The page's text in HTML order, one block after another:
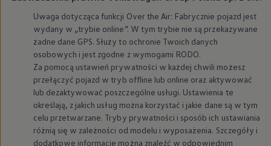
Zakup i finansowanie dla biznesu
Leasing dla biznesu
Mała flota
Duża flota
Elektromobilność dla firm
Skonfiguruj Volkswagena
Poradnik kupującego
Volkswagen dla biznesu
Serwis, akcesoria i aktualizacje
myVolkswagen
Serwis i części
Przegląd okresowy
Naprawy i przeglądy
Uwaga dotycząca funkcji Over the Air: Fabrycznie pojazd jest
wydany w „trybie online”. W tym trybie nie są przekazywane
żadne dane GPS. Służy to ochronie Twoich danych
osobowych i jest zgodne z wymogami RODO.
Za pomocą ustawień prywatności w każdej chwili możesz
przełączyć pojazd w tryb offline lub online oraz aktywować
lub dezaktywować poszczególne usługi. Ustawienia te
określają, z jakich usług można korzystać i jakie dane są w tym
celu przetwarzane. Tryby prywatności i sposób ich ustawiania
różnią się w zależności od modelu i wyposażenia. Szczegóły i
dodatkowe informacje można znaleźć w odpowiednim